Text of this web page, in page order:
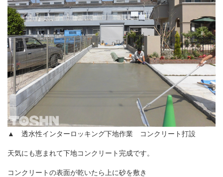
▲ 透水性インターロッキング下地作業 コンクリート打設
天気にも恵まれて下地コンクリート完成です。
コンクリートの表面が乾いたら上に砂を敷き